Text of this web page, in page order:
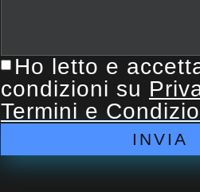
Ho letto e
condizioni su
Termini e
INVIA